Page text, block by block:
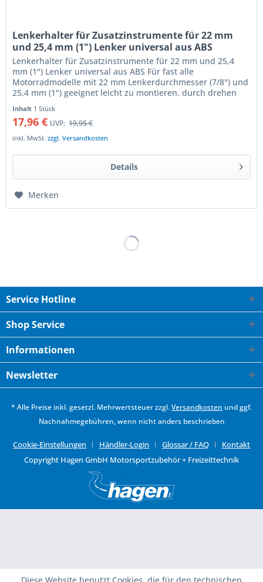
Lenkerhalter für Zusatzinstrumente für 22 mm
und 25,4 mm (1") Lenker universal aus ABS
Lenkerhalter für Zusatzinstrumente für 22 mm und 25,4
mm (1") Lenker universal aus ABS Für fast alle
Motorradmodelle mit 22 mm Lenkerdurchmesser (7/8") und
25,4 mm (1") geeignet leicht zu montieren. durch drehen
Inhalt 1 Stück
17,96 € UVP: 19,95 €
inkl. MwSt.zzgl. Versandkosten
Details
Merken
Service Hotline
Shop Service
Informationen
Newsletter
* Alle Preise inkl. gesetzl. Mehrwertsteuer zzgl.Versandkosten und ggf.
Nachnahmegebühren, wenn nicht anders beschrieben
Cookie-Einstellungen Händler-Login Glossar / FAQ
Kontakt
Copyright Hagen GmbH Motorsportzubehör + Freizeittechnik